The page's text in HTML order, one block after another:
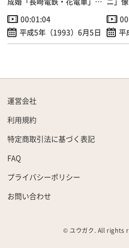
00:01:04
平成5年（1993）6月5日
平
運営会社
利用規約
特定商取引法に基づく表記
FAQ
プライバシーポリシー
お問い合わせ
© ユウガク. All rights